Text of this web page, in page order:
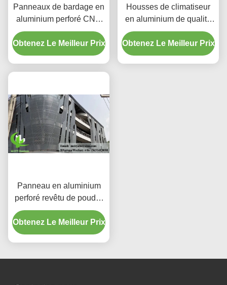
Panneaux de bardage en
aluminium perforé CNC
personnalisés avec
alliage 3003 H14/H24 et
revêtement PVDF pour
Obtenez Le Meilleur Prix
Housses de climatiseur
en aluminium de qualité
supérieure | Écrans de
protection décoratifs
Obtenez Le Meilleur Prix
Panneau en aluminium
perforé revêtu de poudre
avec couleurs RAL
personnalisées et motifs
de découpe laser pour
Obtenez Le Meilleur Prix